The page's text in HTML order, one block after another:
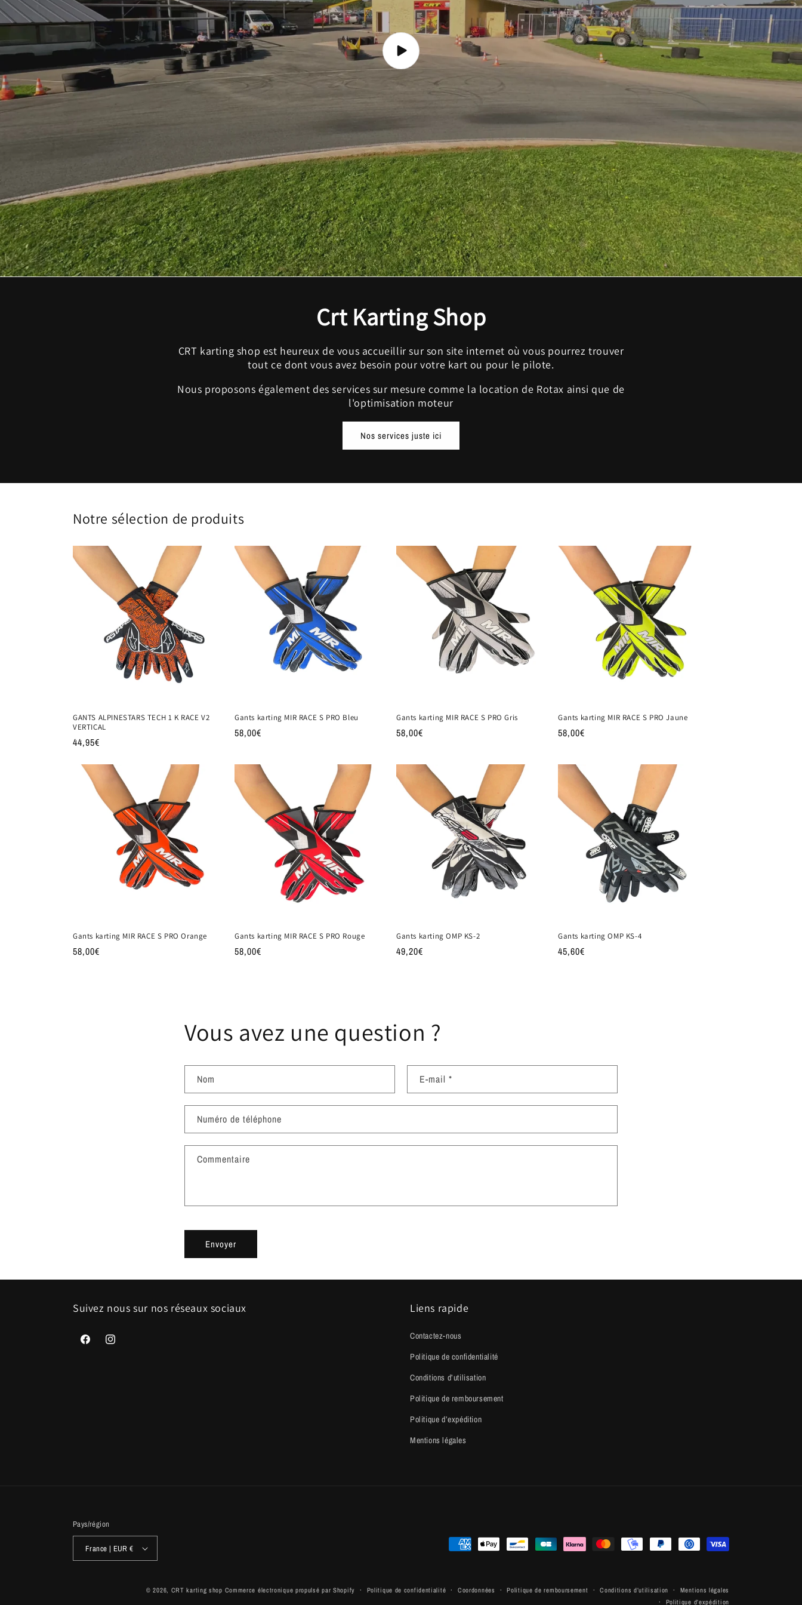
Crt Karting Shop
CRT karting shop est heureux de vous accueillir sur son site internet où vous pourrez trouver
tout ce dont vous avez besoin pour votre kart ou pour le pilote.
Nous proposons également des services sur mesure comme la location de Rotax ainsi que de
l'optimisation moteur
Nos services juste ici
Notre sélection de produits
GANTS ALPINESTARS TECH 1 K RACE V2
VERTICAL
Prix
44,95€
Gants karting MIR RACE S PRO Bleu
Prix
58,00€
Gants karting MIR RACE S PRO Gris
Prix
58,00€
Gants karting MIR RACE S PRO Jaune
Prix
58,00€
Gants karting MIR RACE S PRO Orange
Prix
58,00€
Gants karting MIR RACE S PRO Rouge
Prix
58,00€
Gants karting OMP KS-2
Prix
49,20€
Gants karting OMP KS-4
Prix
45,60€
Vous avez une question ?
Nom E-mail *
Numéro de téléphone
Commentaire
Envoyer
Suivez nous sur nos réseaux sociaux
FacebookInstagram
Liens rapide
Contactez-nous
Politique de confidentialité
Conditions d’utilisation
Politique de remboursement
Politique d’expédition
Mentions légales
Pays/région
France | EUR €
Moyens
© 2026, CRT karting shop Commerce électronique propulsé par Shopify Politique de confidentialité Coordonnées Politique de remboursement Conditions d’utilisation
Mentions légales
Politique d’expédition